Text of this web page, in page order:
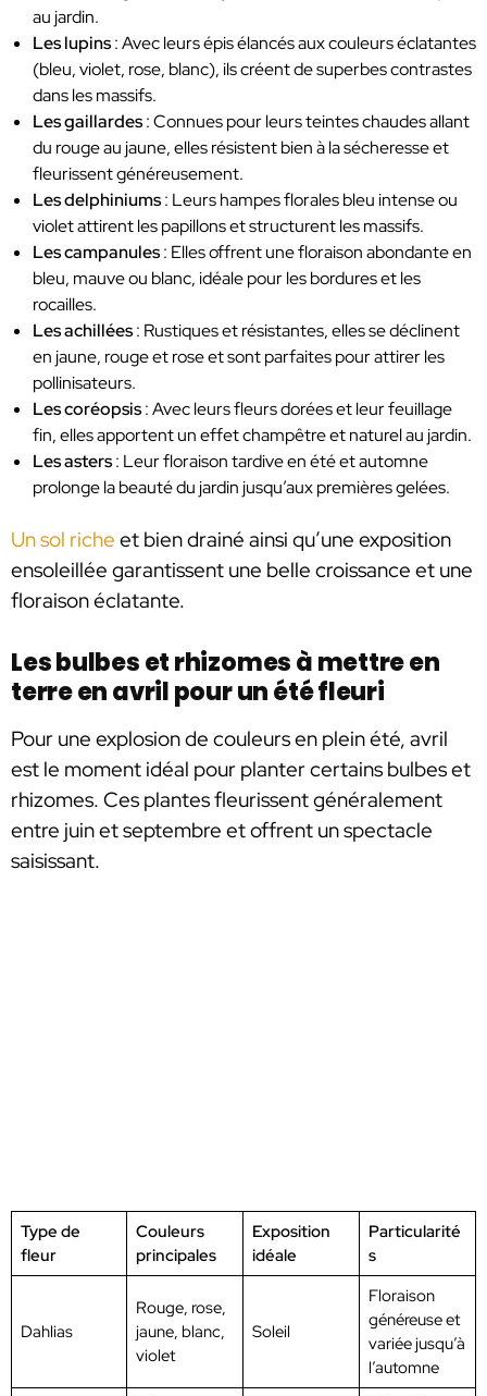
au jardin.
Les lupins: Avec leurs épis élancés aux couleurs éclatantes
(bleu, violet, rose, blanc), ils créent de superbes contrastes
dans les massifs.
Les gaillardes: Connues pour leurs teintes chaudes allant
du rouge au jaune, elles résistent bien à la sécheresse et
fleurissent généreusement.
Les delphiniums: Leurs hampes florales bleu intense ou
violet attirent les papillons et structurent les massifs.
Les campanules: Elles offrent une floraison abondante en
bleu, mauve ou blanc, idéale pour les bordures et les
rocailles.
Les achillées: Rustiques et résistantes, elles se déclinent
en jaune, rouge et rose et sont parfaites pour attirer les
pollinisateurs.
Les coréopsis: Avec leurs fleurs dorées et leur feuillage
fin, elles apportent un effet champêtre et naturel au jardin.
Les asters: Leur floraison tardive en été et automne
prolonge la beauté du jardin jusqu’aux premières gelées.
Un sol riche et bien drainé ainsi qu’une exposition
ensoleillée garantissent une belle croissance et une
floraison éclatante.
Les bulbes et rhizomes à mettre en
terre en avril pour un été fleuri
Pour une explosion de couleurs en plein été, avril
est le moment idéal pour planter certains bulbes et
rhizomes. Ces plantes fleurissent généralement
entre juin et septembre et offrent un spectacle
saisissant.
Type de
fleur
Couleurs
principales
Exposition
idéale
Particularité
s
Dahlias
Rouge, rose,
jaune, blanc,
violet
Soleil
Floraison
généreuse et
variée jusqu’à
l’automne